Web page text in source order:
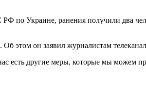
по Украине, ранения получили два
этом он заявил журналистам
есть другие меры, которые мы можем